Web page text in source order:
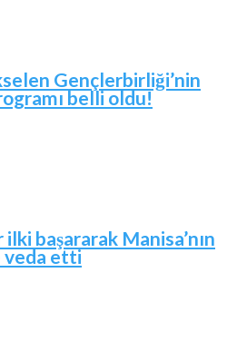
Gençlerbirliği’nin
belli oldu!
başararak Manisa’nın
veda etti